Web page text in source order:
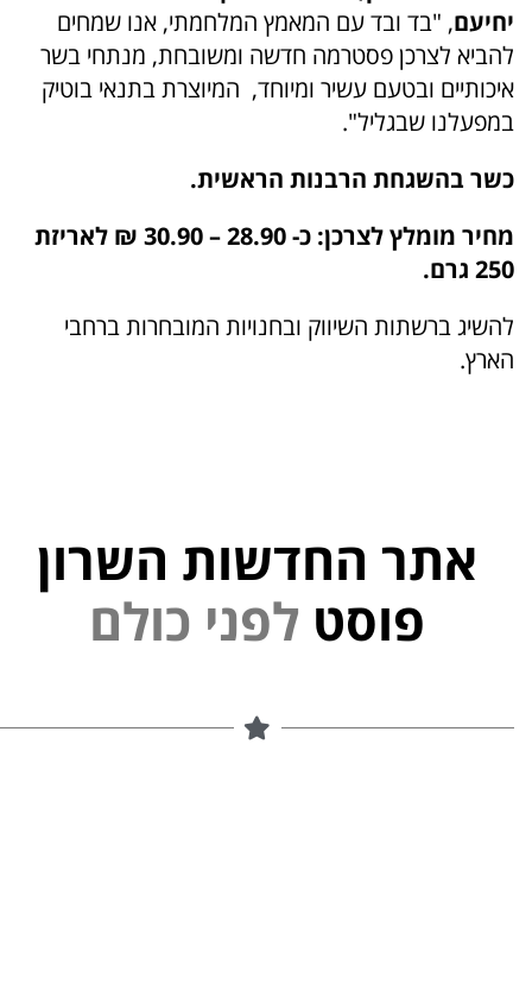
יחיעם, "בד ובד עם המאמץ המלחמתי, אנו שמחים
להביא לצרכן פסטרמה חדשה ומשובחת, מנתחי בשר
איכותיים ובטעם עשיר ומיוחד, המיוצרת בתנאי בוטיק
במפעלנו שבגליל".
כשר בהשגחת הרבנות הראשית.
מחיר מומלץ לצרכן: כ- 28.90 – 30.90 ₪ לאריזת
250 גרם.
להשיג ברשתות השיווק ובחנויות המובחרות ברחבי
הארץ.
אתר החדשות השרון
פוסט
ל ם